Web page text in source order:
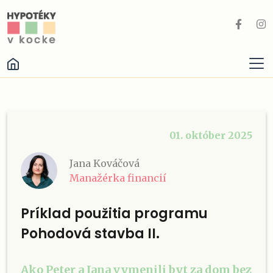
01. október 2025
Jana Kováčová
Manažérka financií
Príklad použitia programu
Pohodová stavba II.
Ako Peter a Jana vymenili byt za dom bez